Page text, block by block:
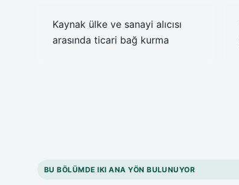
Kaynak ülke ve sanayi alıcısı
arasında ticari bağ kurma
BU BÖLÜMDE IKI ANA YÖN BULUNUYOR